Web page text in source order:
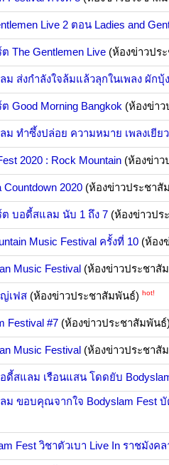
Live 2 ตอน Ladies and
The Gentlemen Live (ห้องข่าวปร
ม ส่งกำลังใจล้มแล้วลุกในเพลง ผักบุ้
Good Morning Bangkok (ห้องข่า
ม ทำซึ้งปล่อย ความหมาย เพลงเยีย
2020 : Rock Mountain (ห้องข่า
Countdown 2020 (ห้องข่าวประชาสั
ต บอดี้สแลม นับ 1 ถึง 7 (ห้องข่าวปร
Music Festival ครั้งที่ 10 (ห้อง
Music Festival (ห้องข่าวประชาสั
ญ่เฟส (ห้องข่าวประชาสัมพันธ์) hot!
Festival #7 (ห้องข่าวประชาสัมพันธ์)
Music Festival (ห้องข่าวประชาสั
ดี้สแลม เรือนแสน โดดยับ
ม ขอบคุณจากใจ Bodyslam Fest
Fest วิชาตัวเบา Live In ราชมังค